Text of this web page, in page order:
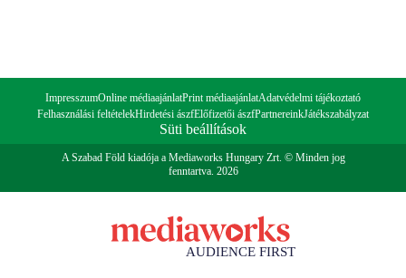
ImpresszumOnline médiaajánlatPrint médiaajánlatAdatvédelmi tájékoztató
Felhasználási feltételekHirdetési ászfElőfizetői ászfPartnereinkJátékszabályzat
Süti beállítások
A Szabad Föld kiadója a Mediaworks Hungary Zrt. © Minden jog
fenntartva. 2026